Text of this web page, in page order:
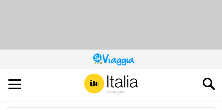
QUESTO
SITO
CONTRIBUISCE
ALL’AUDIENCE
DI